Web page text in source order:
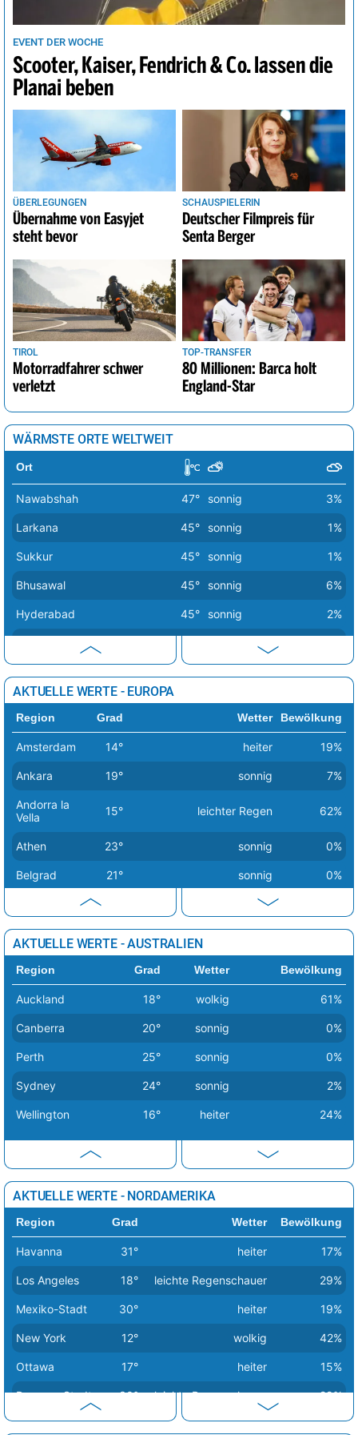
EVENT DER WOCHE
Scooter, Kaiser, Fendrich & Co. lassen die
Planai beben
ÜBERLEGUNGEN
Übernahme von Easyjet
steht bevor
SCHAUSPIELERIN
Deutscher Filmpreis für
Senta Berger
TIROL
Motorradfahrer schwer
verletzt
TOP-TRANSFER
80 Millionen: Barca holt
England-Star
WÄRMSTE ORTE WELTWEIT
Ort
Nawabshah 47° sonnig 3%
Larkana 45° sonnig 1%
Sukkur 45° sonnig 1%
Bhusawal 45° sonnig 6%
Hyderabad 45° sonnig 2%
Dhule 44° sonnig 4%
Amravati 44° sonnig 9%
AKTUELLE WERTE - EUROPA
Region Grad Wetter Bewölkung
Amsterdam 14° heiter 19%
Ankara 19° sonnig 7%
Andorra la
Vella
15° leichter Regen 62%
Athen 23° sonnig 0%
Belgrad 21° sonnig 0%
sonnig
Bern 20° sonnig 2%
Budapest 0%
Chisinau 26%
Schneeregen
Kopenhagen 10°
Lissabon 24° heiter 12%
Ljubljana 22° sonnig 7%
London 19° wolkig 61%
Luxemburg 19° heiter 15%
Madrid 25° sonnig 3%
Minsk
leichte Schnee /
69%
Regen
AKTUELLE WERTE - AUSTRALIEN
Region Grad Wetter Bewölkung
Auckland 18° wolkig 61%
Canberra 20° sonnig 0%
Perth 25° sonnig 0%
Sydney 24° sonnig 2%
Wellington 16° heiter 24%
AKTUELLE WERTE - NORDAMERIKA
Region Grad Wetter Bewölkung
Havanna 31° heiter 17%
Los Angeles 18° leichte Regenschauer 29%
Mexiko-Stadt 30° heiter 19%
New York 12° wolkig 42%
Ottawa 17° heiter 15%
Panama-Stadt 30° leichte Regenschauer 29%
San José 27° Regenschauer 58%